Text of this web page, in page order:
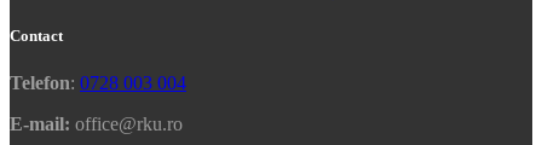
Contact
Telefon: 0728 003 004
E-mail: office@rku.ro